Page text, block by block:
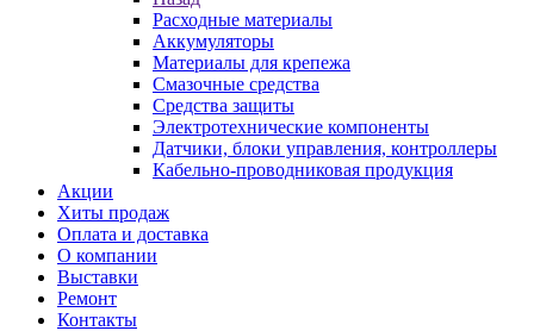
Расходные материалы
Аккумуляторы
Материалы для крепежа
Смазочные средства
Средства защиты
Электротехнические компоненты
Датчики, блоки управления, контроллеры
Кабельно-проводниковая продукция
Акции
Хиты продаж
Оплата и доставка
О компании
Выставки
Ремонт
Контакты